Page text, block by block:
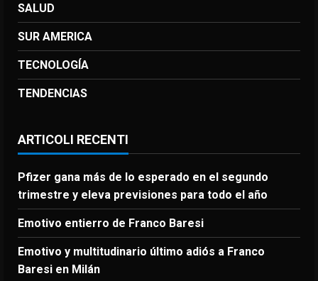
SALUD
SUR AMERICA
TECNOLOGÍA
TENDENCIAS
ARTICOLI RECENTI
Pfizer gana más de lo esperado en el segundo
trimestre y eleva previsiones para todo el año
Emotivo entierro de Franco Baresi
Emotivo y multitudinario último adiós a Franco
Baresi en Milán